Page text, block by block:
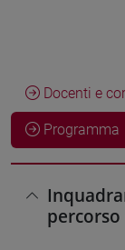
Docenti e
Programma